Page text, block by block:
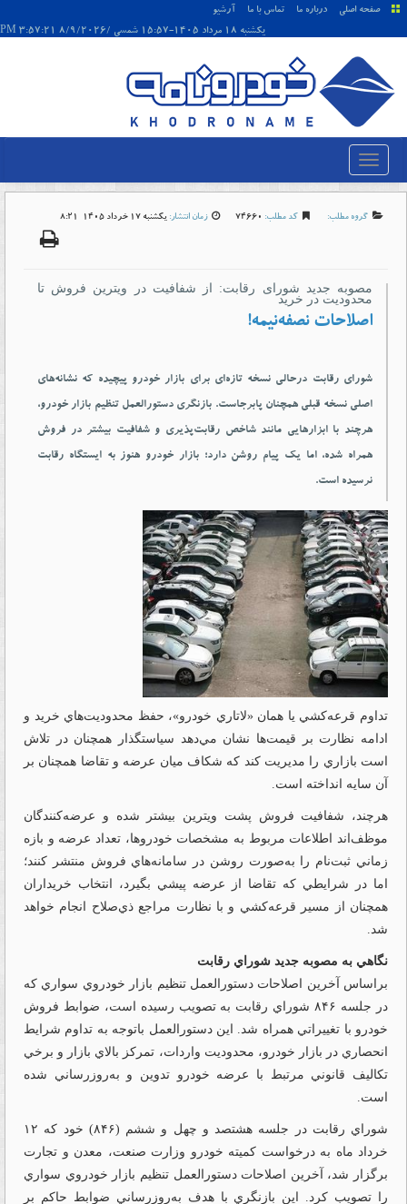
صفحه اصلی درباره ما تماس با ما
آرشیو
يکشنبه 18 مرداد 1405-15:57 شمسی /8/9/2026 3:57:21 PM
گروه مطلب: کد مطلب: 74660 زمان انتشار: يکشنبه 17 خرداد 1405-8:21
مصوبه جديد شورای رقابت: از شفافيت در ويترين فروش تا
محدوديت در خريد
اصلاحات نصفه‌نيمه!
شورای رقابت درحالی نسخه تازه‌ای برای بازار خودرو پيچيده كه نشانه‌های
اصلی نسخه قبلی همچنان پابرجاست. بازنگری دستورالعمل تنظيم بازار خودرو،
هرچند با ابزارهايی مانند شاخص رقابت‌پذيری و شفافيت بيشتر در فروش
همراه شده، اما يك پيام روشن دارد؛ بازار خودرو هنوز به ايستگاه رقابت
نرسيده است.
تداوم قرعه‌كشي يا همان «لاتاري خودرو»، حفظ محدوديت‌هاي خريد و
ادامه نظارت بر قيمت‌ها نشان مي‌دهد سياستگذار همچنان در تلاش
است بازاري را مديريت كند كه شكاف ميان عرضه و تقاضا همچنان بر
آن سايه انداخته است.
هرچند، شفافيت فروش پشت ويترين بيشتر شده و عرضه‌كنندگان
موظف‌اند اطلاعات مربوط به مشخصات خودروها، تعداد عرضه و بازه
زماني ثبت‌نام را به‌صورت روشن در سامانه‌هاي فروش منتشر كنند؛
اما در شرايطي كه تقاضا از عرضه پيشي بگيرد، انتخاب خريداران
همچنان از مسير قرعه‌كشي و با نظارت مراجع ذي‌صلاح انجام خواهد
شد.
نگاهي به مصوبه جديد شوراي رقابت
براساس آخرين اصلاحات دستورالعمل تنظيم بازار خودروي سواري كه
در جلسه ۸۴۶ شوراي رقابت به تصويب رسيده است، ضوابط فروش
خودرو با تغييراتي همراه شد. اين دستورالعمل باتوجه به تداوم شرايط
انحصاري در بازار خودرو، محدوديت واردات، تمركز بالاي بازار و برخي
تكاليف قانوني مرتبط با عرضه خودرو تدوين و به‌روزرساني شده
است.
شوراي رقابت در جلسه هشتصد و چهل و ششم (۸۴۶) خود كه ۱۲
خرداد ماه به درخواست كميته خودرو وزارت صنعت، معدن و تجارت
برگزار شد، آخرين اصلاحات دستورالعمل تنظيم بازار خودروي سواري
را تصويب كرد. اين بازنگري با هدف به‌روزرساني ضوابط حاكم بر